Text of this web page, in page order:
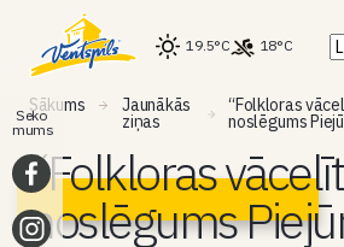
19.5°C 18°C
Sākums Jaunākās
ziņas
“Folkloras
noslēgums
“Folkloras
noslēgums
Seko
mums